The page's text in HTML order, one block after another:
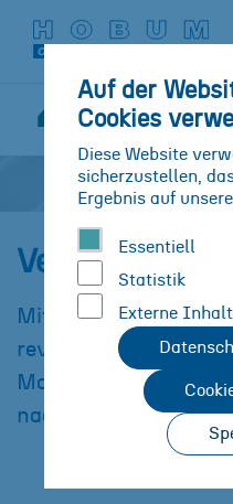
Auf der
Cookies
Diese Website
sicherzustellen,
Ergebnis auf
Essentiell
Statistik
Externe
Sie sind hier:
Lösungen
Mit wachsendem
revolutioniert die
Materialien und
nachhaltigere